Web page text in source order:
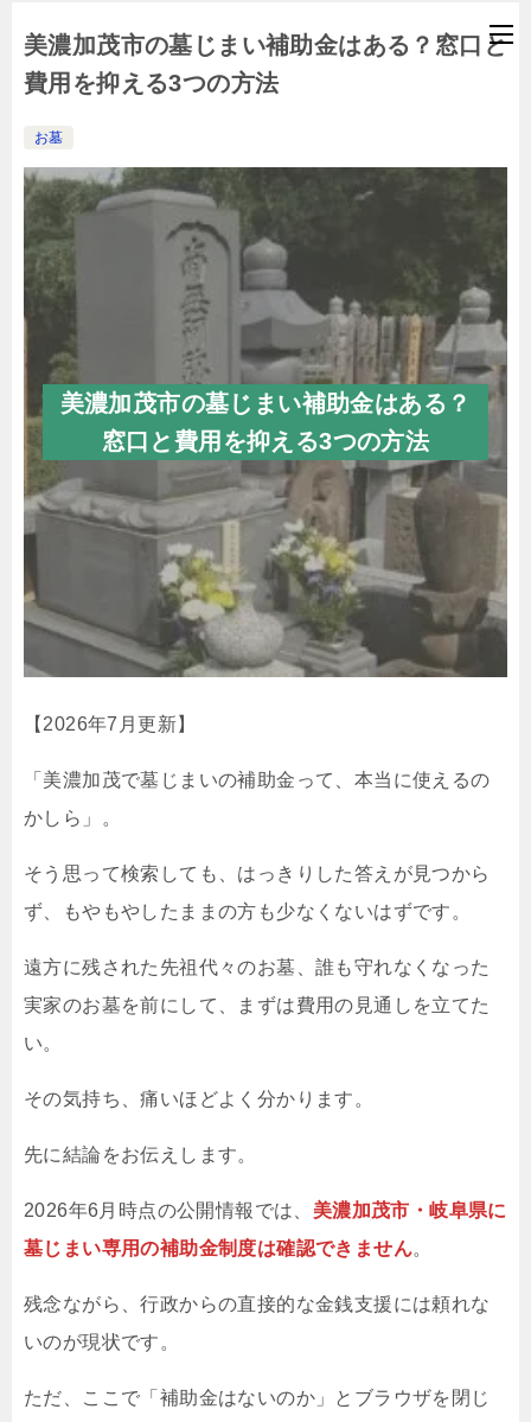
美濃加茂市の墓じまい補助金はある？窓口と
費用を抑える3つの方法
お墓
美濃加茂市の墓じまい補助金はある？
窓口と費用を抑える3つの方法
【2026年7月更新】
「美濃加茂で墓じまいの補助金って、本当に使えるの
かしら」。
そう思って検索しても、はっきりした答えが見つから
ず、もやもやしたままの方も少なくないはずです。
遠方に残された先祖代々のお墓、誰も守れなくなった
実家のお墓を前にして、まずは費用の見通しを立てた
い。
その気持ち、痛いほどよく分かります。
先に結論をお伝えします。
2026年6月時点の公開情報では、 美濃加茂市・岐阜県に
墓じまい専用の補助金制度は確認できません。
残念ながら、行政からの直接的な金銭支援には頼れな
いのが現状です。
ただ、ここで「補助金はないのか」とブラウザを閉じ